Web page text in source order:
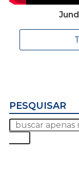
PESQUISAR